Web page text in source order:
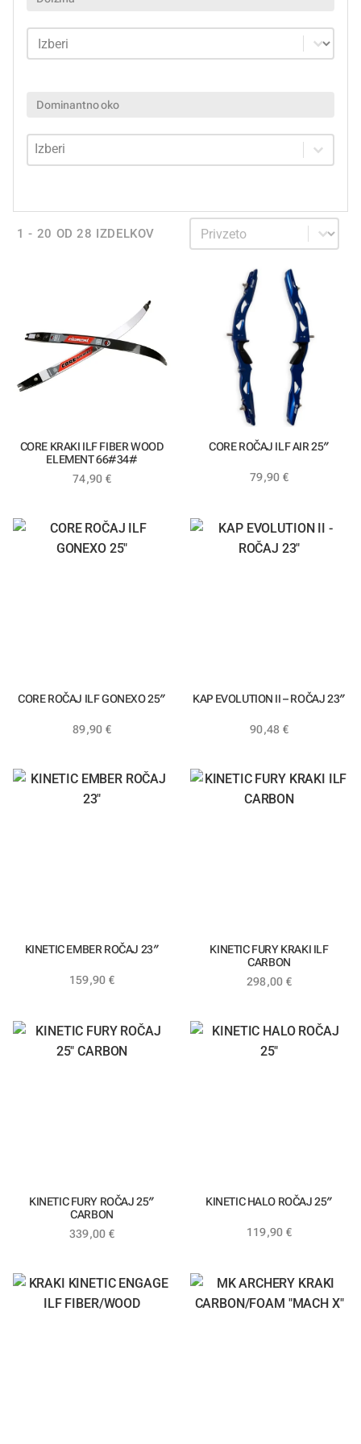
Dolžina
Dolžina
Dominantno oko
Dominantno oko
Dominantno oko
1 - 20 OD 28 IZDELKOV Sortiraj
Sortiraj
74,90 €
CORE KRAKI ILF FIBER WOOD
ELEMENT 66#34#
79,90 €
CORE ROČAJ ILF AIR 25″
89,90 €
CORE ROČAJ ILF GONEXO 25″
90,48 €
KAP EVOLUTION II – ROČAJ 23″
159,90 €
KINETIC EMBER ROČAJ 23″
298,00 €
KINETIC FURY KRAKI ILF
CARBON
339,00 €
KINETIC FURY ROČAJ 25″
CARBON
119,90 €
KINETIC HALO ROČAJ 25″